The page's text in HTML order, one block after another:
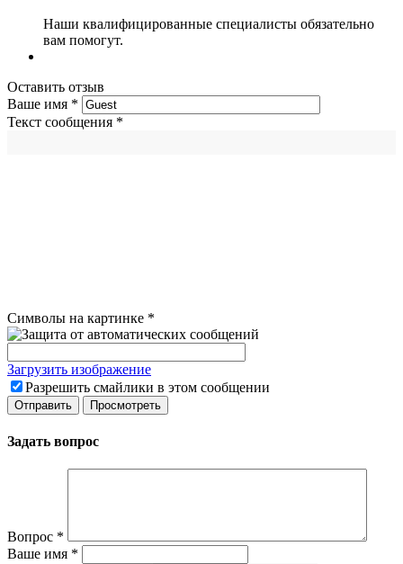
Наши квалифицированные специалисты обязательно
вам помогут.
Оставить отзыв
Ваше имя *
Текст сообщения *
Символы на картинке *
Загрузить изображение
Разрешить смайлики в этом сообщении
Задать вопрос
Вопрос *
Ваше имя *